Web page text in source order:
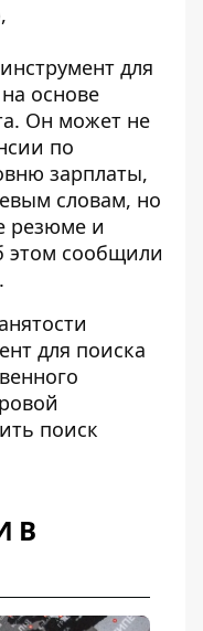
для
основе
. Он может не
по
зарплаты,
словам, но
резюме и
этом сообщили
для поиска
поиск
В